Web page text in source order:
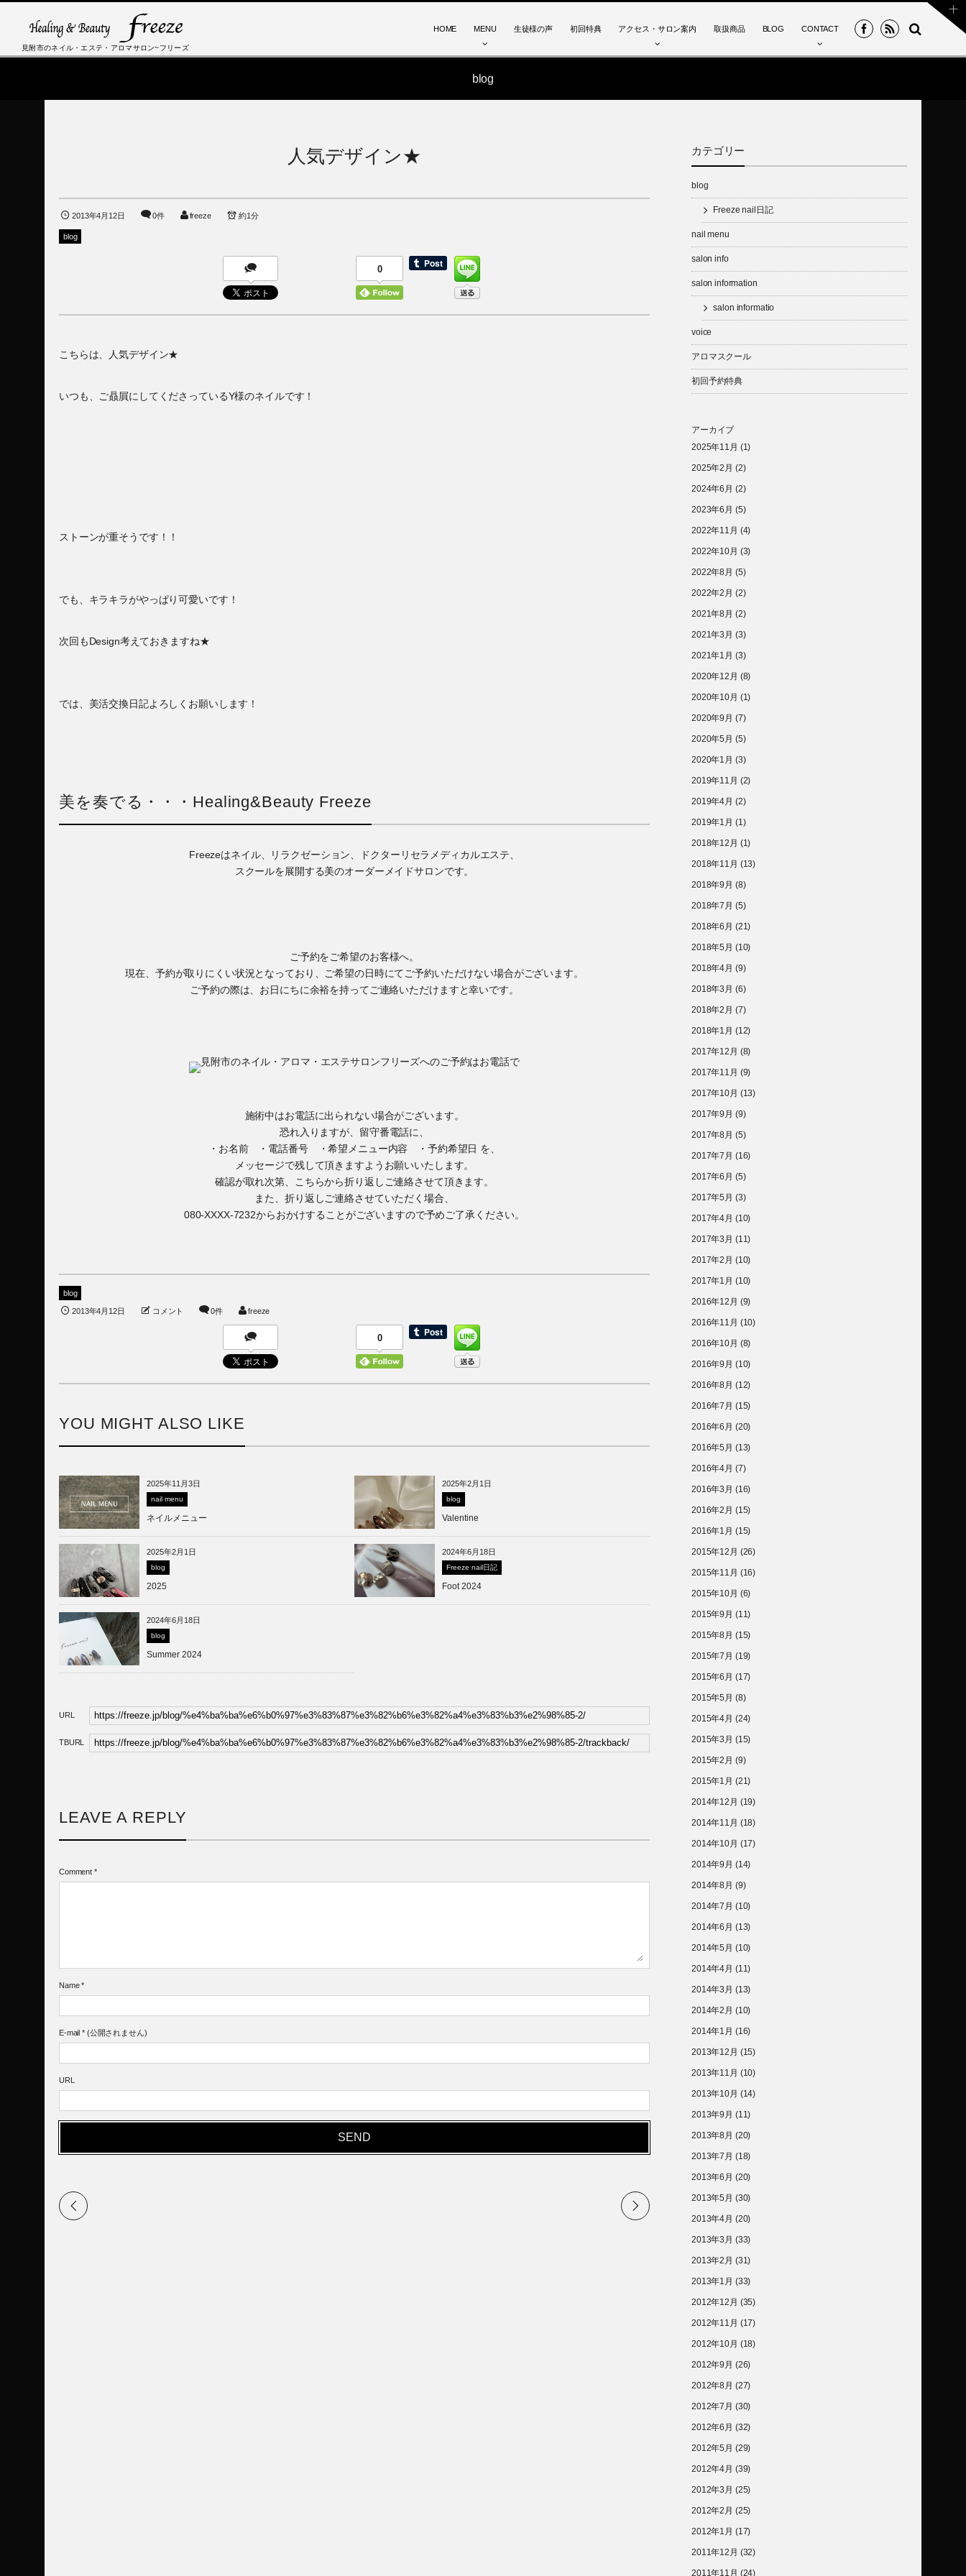
見附市のネイル・エステ・アロマサロン~フリーズ
HOME MENU 生徒様の声 初回特典 アクセス・サロン案内 取扱商品 BLOG CONTACT
blog
人気デザイン★
2013年4月12日 0件 freeze 約1分
blog
0
こちらは、人気デザイン★
いつも、ご贔屓にしてくださっているY様のネイルです！
ストーンが重そうです！！
でも、キラキラがやっぱり可愛いです！
次回もDesign考えておきますね★
では、美活交換日記よろしくお願いします！
美を奏でる・・・Healing&Beauty Freeze
Freezeはネイル、リラクゼーション、ドクターリセラメディカルエステ、
スクールを展開する美のオーダーメイドサロンです。
ご予約をご希望のお客様へ。
現在、予約が取りにくい状況となっており、ご希望の日時にてご予約いただけない場合がございます。
ご予約の際は、お日にちに余裕を持ってご連絡いただけますと幸いです。
施術中はお電話に出られない場合がございます。
恐れ入りますが、留守番電話に、
・お名前 ・電話番号 ・希望メニュー内容 ・予約希望日 を、
メッセージで残して頂きますようお願いいたします。
確認が取れ次第、こちらから折り返しご連絡させて頂きます。
また、折り返しご連絡させていただく場合、
080-XXXX-7232からおかけすることがございますので予めご了承ください。
blog
2013年4月12日 コメント 0件 freeze
0
YOU MIGHT ALSO LIKE
2025年11月3日
nail menu
ネイルメニュー
2025年2月1日
blog
Valentine
2025年2月1日
blog
2025
2024年6月18日
Freeze nail日記
Foot 2024
2024年6月18日
blog
Summer 2024
URL
TBURL
LEAVE A REPLY
Comment *
Name *
E-mail *(公開されません)
URL
カテゴリー
blog
Freeze nail日記
nail menu
salon info
salon information
salon informatio
voice
アロマスクール
初回予約特典
アーカイブ
2025年11月 (1)
2025年2月 (2)
2024年6月 (2)
2023年6月 (5)
2022年11月 (4)
2022年10月 (3)
2022年8月 (5)
2022年2月 (2)
2021年8月 (2)
2021年3月 (3)
2021年1月 (3)
2020年12月 (8)
2020年10月 (1)
2020年9月 (7)
2020年5月 (5)
2020年1月 (3)
2019年11月 (2)
2019年4月 (2)
2019年1月 (1)
2018年12月 (1)
2018年11月 (13)
2018年9月 (8)
2018年7月 (5)
2018年6月 (21)
2018年5月 (10)
2018年4月 (9)
2018年3月 (6)
2018年2月 (7)
2018年1月 (12)
2017年12月 (8)
2017年11月 (9)
2017年10月 (13)
2017年9月 (9)
2017年8月 (5)
2017年7月 (16)
2017年6月 (5)
2017年5月 (3)
2017年4月 (10)
2017年3月 (11)
2017年2月 (10)
2017年1月 (10)
2016年12月 (9)
2016年11月 (10)
2016年10月 (8)
2016年9月 (10)
2016年8月 (12)
2016年7月 (15)
2016年6月 (20)
2016年5月 (13)
2016年4月 (7)
2016年3月 (16)
2016年2月 (15)
2016年1月 (15)
2015年12月 (26)
2015年11月 (16)
2015年10月 (6)
2015年9月 (11)
2015年8月 (15)
2015年7月 (19)
2015年6月 (17)
2015年5月 (8)
2015年4月 (24)
2015年3月 (15)
2015年2月 (9)
2015年1月 (21)
2014年12月 (19)
2014年11月 (18)
2014年10月 (17)
2014年9月 (14)
2014年8月 (9)
2014年7月 (10)
2014年6月 (13)
2014年5月 (10)
2014年4月 (11)
2014年3月 (13)
2014年2月 (10)
2014年1月 (16)
2013年12月 (15)
2013年11月 (10)
2013年10月 (14)
2013年9月 (11)
2013年8月 (20)
2013年7月 (18)
2013年6月 (20)
2013年5月 (30)
2013年4月 (20)
2013年3月 (33)
2013年2月 (31)
2013年1月 (33)
2012年12月 (35)
2012年11月 (17)
2012年10月 (18)
2012年9月 (26)
2012年8月 (27)
2012年7月 (30)
2012年6月 (32)
2012年5月 (29)
2012年4月 (39)
2012年3月 (25)
2012年2月 (25)
2012年1月 (17)
2011年12月 (32)
2011年11月 (24)